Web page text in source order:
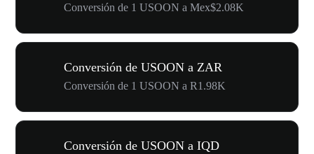
Conversión de 1 USOON a Mex$2.08K
Conversión de USOON a ZAR
Conversión de 1 USOON a R1.98K
Conversión de USOON a IQD